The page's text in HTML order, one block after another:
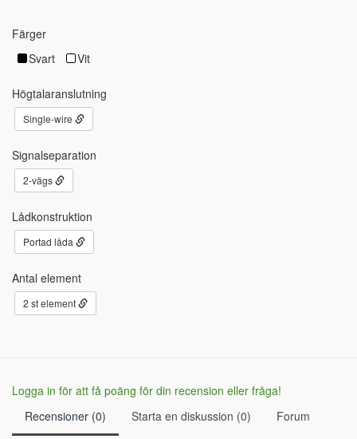
Färger
Svart
Vit
Högtalaranslutning
Single-wire
Signalseparation
2-vägs
Lådkonstruktion
Portad låda
Antal element
2 st element
Logga in för att få poäng för din recension eller fråga!
Recensioner (0)
Starta en diskussion (0) Forum